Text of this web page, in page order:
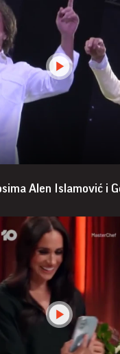
Alen Islamović i